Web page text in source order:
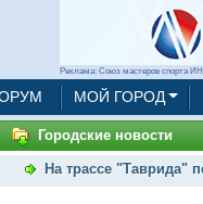
Реклама: Союз мастеров спорта
МОЙ ГОРОД
Городские новости
На трассе "Таврида"